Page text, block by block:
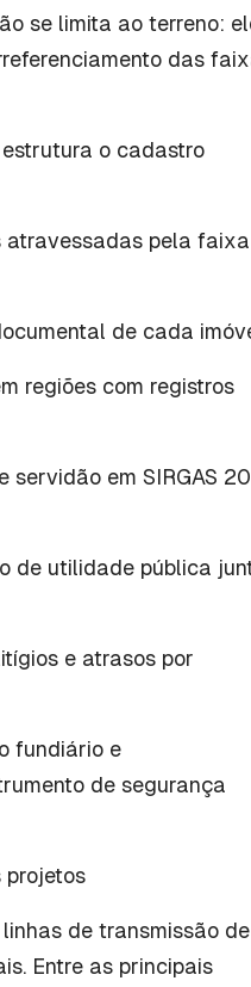
se limita ao terreno:
das
o cadastro
atravessadas pela
de cada
regiões com registros
servidão em SIRGAS
de utilidade pública
e atrasos por
fundiário e
de segurança
projetos
de transmissão de
Entre as principais